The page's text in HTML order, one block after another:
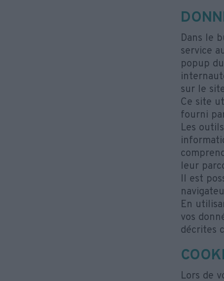
Dans le
service
popup
sur le
Ce site
fourni
Les
leur
Il est
En
vos
décrites
Lors de